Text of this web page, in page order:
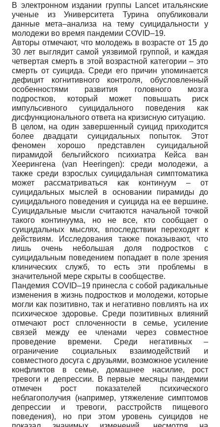
В электронном издании группы Lancet итальянские
ученые из Университета Турина опубликовали
данные мета–анализа на тему суицидальности у
молодежи во время пандемии COVID–19.
Авторы отмечают, что молодежь в возрасте от 15 до
30 лет выглядит самой уязвимой группой, и каждая
четвертая смерть в этой возрастной категории – это
смерть от суицида. Среди его причин упоминается
дефицит когнитивного контроля, обусловленный
особенностями развития головного мозга
подростков, который может повышать риск
импульсивного суицидального поведения как
дисфункционального ответа на кризисную ситуацию.
В целом, на один завершенный суицид приходится
более двадцати суицидальных попыток. Этот
феномен хорошо представлен суицидальной
пирамидой бельгийского психиатра Кейса ван
Хеерингена (van Heeringen): среди молодежи, а
также среди взрослых суицидальная симптоматика
может рассматриваться как континуум – от
суицидальных мыслей в основании пирамиды до
суицидального поведения и суицида на ее вершине.
Суицидальные мысли считаются начальной точкой
такого континуума, но не все, кто сообщает о
суицидальных мыслях, впоследствии переходят к
действиям. Исследования также показывают, что
лишь очень небольшая доля подростков с
суицидальным поведением попадает в поле зрения
клинических служб, то есть эти проблемы в
значительной мере скрыты в сообществе.
Пандемия COVID–19 принесла с собой радикальные
изменения в жизнь подростков и молодежи, которые
могли как позитивно, так и негативно повлиять на их
психическое здоровье. Среди позитивных влияний
отмечают рост сплоченности в семье, усиление
связей между ее членами через совместное
проведение времени. Среди негативных –
ограничение социальных взаимодействий и
совместного досуга с друзьями, возможное усиление
конфликтов в семье, домашнее насилие, рост
тревоги и депрессии. В первые месяцы пандемии
отмечен рост показателей психического
неблагополучия (например, утяжеление симптомов
депрессии и тревоги, расстройств пищевого
поведения), но при этом уровень суицидов не